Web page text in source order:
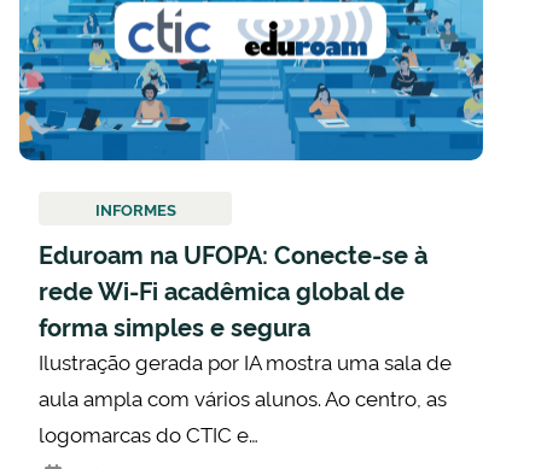
INFORMES
Eduroam na UFOPA: Conecte-se à
rede Wi-Fi acadêmica global de
forma simples e segura
Ilustração gerada por IA mostra uma sala de
aula ampla com vários alunos. Ao centro, as
logomarcas do CTIC e…